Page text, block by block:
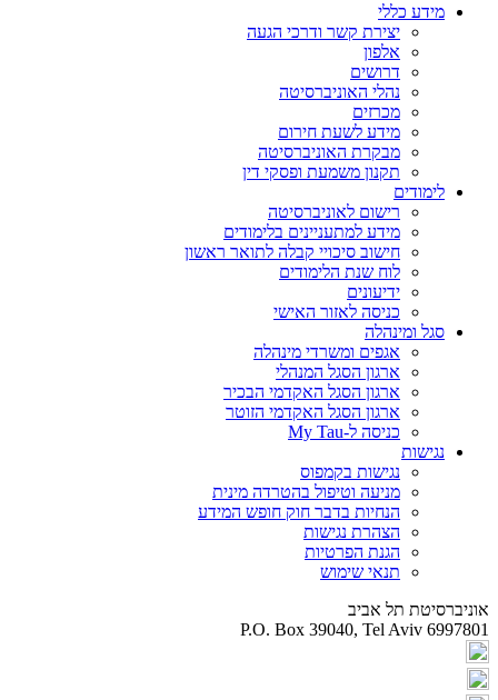
מידע כללי
יצירת קשר ודרכי הגעה
אלפון
דרושים
נהלי האוניברסיטה
מכרזים
מידע לשעת חירום
מבקרת האוניברסיטה
תקנון משמעת ופסקי דין
לימודים
רישום לאוניברסיטה
מידע למתעניינים בלימודים
חישוב סיכויי קבלה לתואר ראשון
לוח שנת הלימודים
ידיעונים
כניסה לאזור האישי
סגל ומינהלה
אגפים ומשרדי מינהלה
ארגון הסגל המנהלי
ארגון הסגל האקדמי הבכיר
ארגון הסגל האקדמי הזוטר
כניסה ל-My Tau
נגישות
נגישות בקמפוס
מניעה וטיפול בהטרדה מינית
הנחיות בדבר חוק חופש המידע
הצהרת נגישות
הגנת הפרטיות
תנאי שימוש
אוניברסיטת תל אביב
P.O. Box 39040, Tel Aviv 6997801